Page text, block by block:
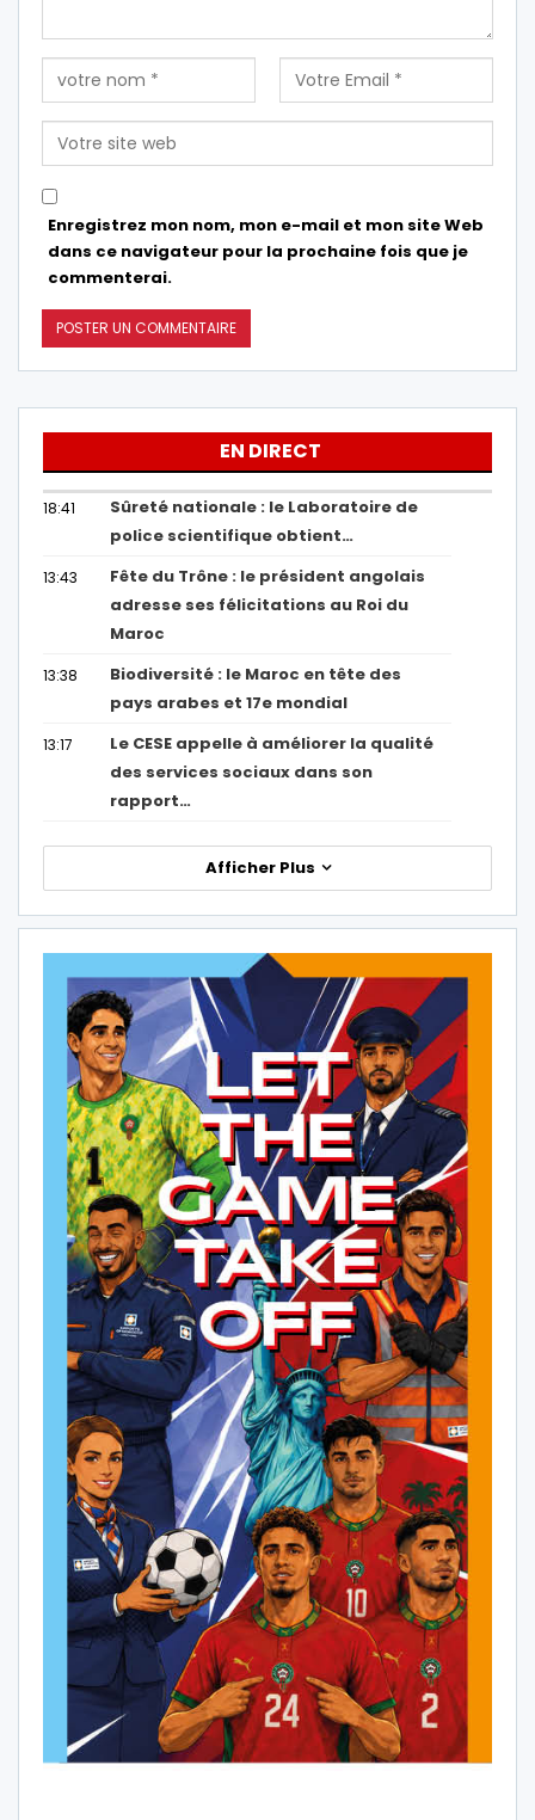
Enregistrez mon nom, mon e-mail et mon site Web
dans ce navigateur pour la prochaine fois que je
commenterai.
EN DIRECT
18:41
Sûreté nationale : le Laboratoire de
police scientifique obtient…
13:43
Fête du Trône : le président angolais
adresse ses félicitations au Roi du
Maroc
13:38
Biodiversité : le Maroc en tête des
pays arabes et 17e mondial
13:17
Le CESE appelle à améliorer la qualité
des services sociaux dans son
rapport…
Afficher Plus